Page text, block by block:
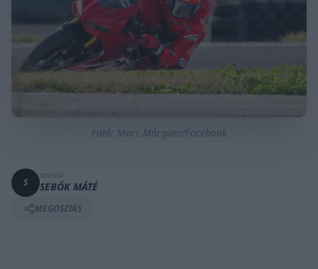
Fotó: Marc Márquez/Facebook
S SEBŐK MÁTÉ
MEGOSZTÁS